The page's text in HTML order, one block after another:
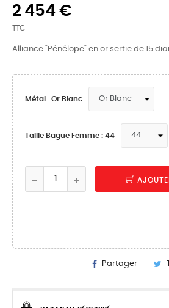
2 454 €
TTC
Alliance "Pénélope" en or sertie de 15
Métal : Or Blanc
Taille Bague Femme : 44
Partager